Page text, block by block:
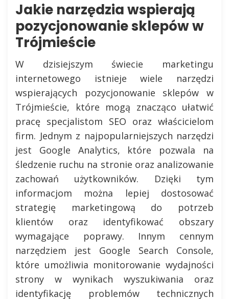
Jakie narzędzia wspierają
pozycjonowanie sklepów w
Trójmieście
W dzisiejszym świecie marketingu
internetowego istnieje wiele narzędzi
wspierających pozycjonowanie sklepów w
Trójmieście, które mogą znacząco ułatwić
pracę specjalistom SEO oraz właścicielom
firm. Jednym z najpopularniejszych narzędzi
jest Google Analytics, które pozwala na
śledzenie ruchu na stronie oraz analizowanie
zachowań użytkowników. Dzięki tym
informacjom można lepiej dostosować
strategię marketingową do potrzeb
klientów oraz identyfikować obszary
wymagające poprawy. Innym cennym
narzędziem jest Google Search Console,
które umożliwia monitorowanie wydajności
strony w wynikach wyszukiwania oraz
identyfikację problemów technicznych